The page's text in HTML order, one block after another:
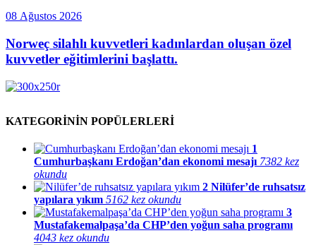
08 Ağustos 2026
Norweç silahlı kuvvetleri kadınlardan oluşan özel
kuvvetler eğitimlerini başlattı.
KATEGORİNİN POPÜLERLERİ
1
Cumhurbaşkanı Erdoğan’dan ekonomi mesajı 7382 kez
okundu
2 Nilüfer’de ruhsatsız
yapılara yıkım 5162 kez okundu
3
Mustafakemalpaşa’da CHP’den yoğun saha programı
4043 kez okundu